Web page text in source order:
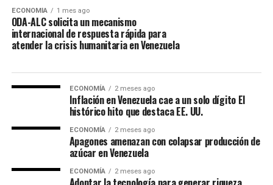
ECONOMÍA 1 mes ago
ODA-ALC solicita un mecanismo
internacional de respuesta rápida para
atender la crisis humanitaria en Venezuela
ECONOMÍA 2 meses ago
Inflación en Venezuela cae a un solo dígito El
histórico hito que destaca EE. UU.
ECONOMÍA 2 meses ago
Apagones amenazan con colapsar producción de
azúcar en Venezuela
ECONOMÍA 2 meses ago